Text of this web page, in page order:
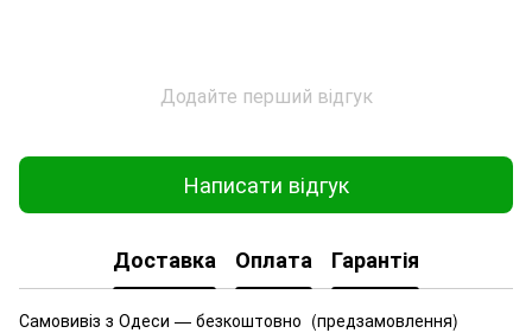
Додайте перший відгук
Написати відгук
Доставка Оплата Гарантія
Самовивіз з Одеси — безкоштовно (предзамовлення)